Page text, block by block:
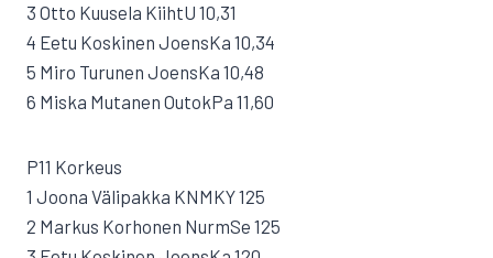
3 Otto Kuusela KiihtU 10,31
4 Eetu Koskinen JoensKa 10,34
5 Miro Turunen JoensKa 10,48
6 Miska Mutanen OutokPa 11,60
P11 Korkeus
1 Joona Välipakka KNMKY 125
2 Markus Korhonen NurmSe 125